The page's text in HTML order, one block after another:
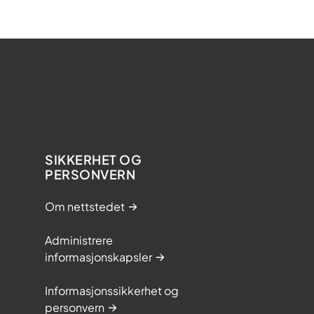
SIKKERHET OG
PERSONVERN
Om nettstedet
Administrere
informasjonskapsler
Informasjonssikkerhet og
personvern